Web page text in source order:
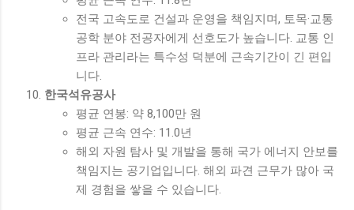
전국 고속도로 건설과 운영을 책임지며, 토목·교통
공학 분야 전공자에게 선호도가 높습니다. 교통 인
프라 관리라는 특수성 덕분에 근속기간이 긴 편입
니다.
한국석유공사
평균 연봉: 약 8,100만 원
평균 근속 연수: 11.0년
해외 자원 탐사 및 개발을 통해 국가 에너지 안보를
책임지는 공기업입니다. 해외 파견 근무가 많아 국
제 경험을 쌓을 수 있습니다.